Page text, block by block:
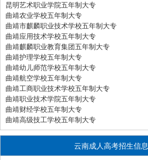
昆明艺术职业学院五年制大专
曲靖农业学校五年制大专
曲靖市麒麟职业技术学校五年制大专
曲靖应用技术学校五年制大专
曲靖麒麟职业教育集团五年制大专
曲靖护理学校五年制大专
曲靖幼儿师范学校五年制大专
曲靖航空学校五年制大专
曲靖工商职业技术学校五年制大专
曲靖职业技术学院五年制大专
曲靖财经学校五年制大专
曲靖高级技工学校五年制大专
云南成人高考招生信息